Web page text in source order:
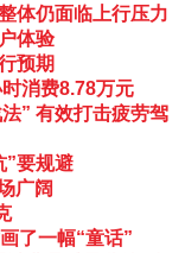
体仍面临上行压力
体验
预期
消费8.78万元
” 有效打击疲劳驾
”要规避
广阔
了一幅“童话”